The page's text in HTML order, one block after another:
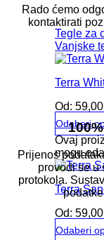
Tegle za
Vanjske
Terra
Od: 59,00
Odaberi
Ovaj
mogu
Terra
Od: 59,00
Odaberi
Rado ćemo
kontaktirati
Prijenos
provodi se u
protokola.